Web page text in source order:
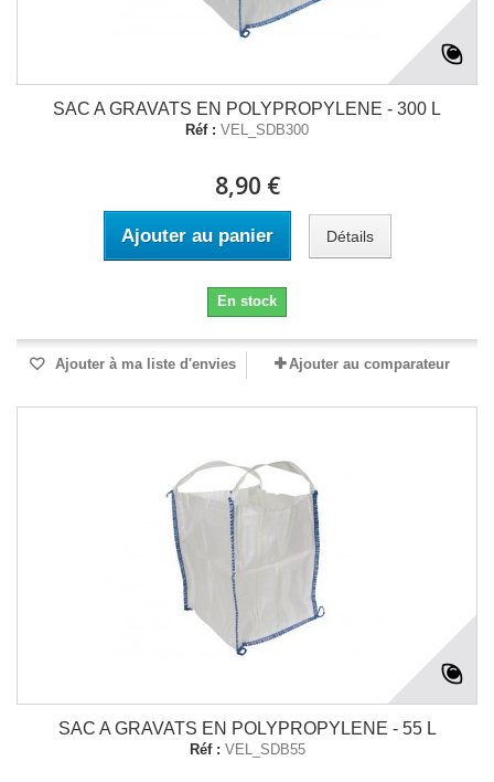
SAC A GRAVATS EN POLYPROPYLENE - 300 L
Réf : VEL_SDB300
8,90 €
Ajouter au panier Détails
En stock
Ajouter à ma liste d'envies Ajouter au comparateur
SAC A GRAVATS EN POLYPROPYLENE - 55 L
Réf : VEL_SDB55